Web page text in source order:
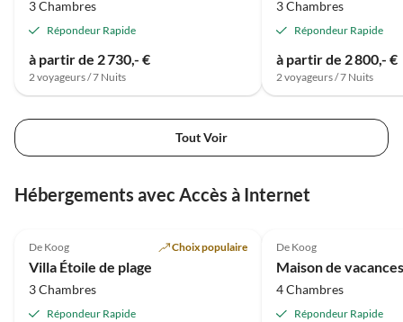
3 Chambres
Répondeur Rapide
à partir de 2 730,- €
2 voyageurs / 7 Nuits
3 Chambres
Répondeur Rapide
à partir de 2 800,- €
2 voyageurs / 7 Nuits
Tout Voir
Hébergements avec Accès à Internet
De Koog Choix populaire
Villa Étoile de plage
3 Chambres
Répondeur Rapide
De Koog
Maison de
4 Chambres
Répondeur Rapide